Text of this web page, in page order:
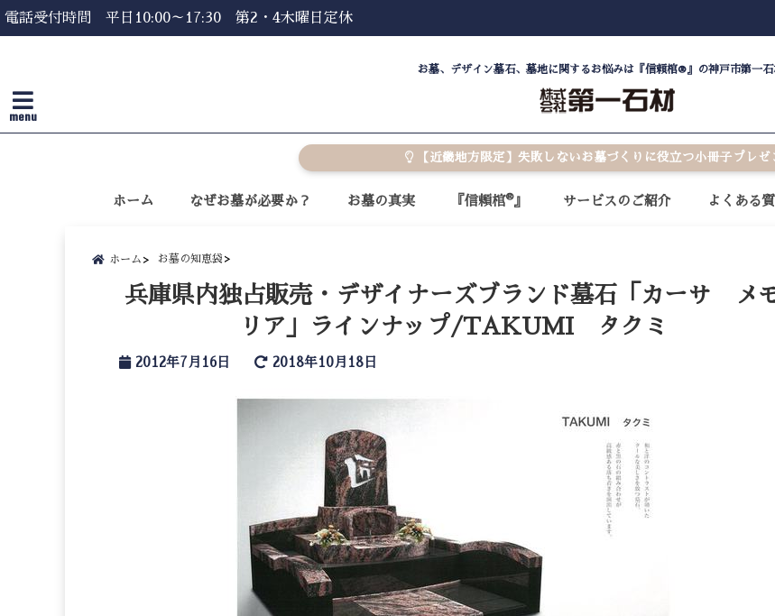
電話受付時間 平日10:00～17:30 第2・4木曜日定休
お墓、デザイン墓石、墓地に関するお悩みは『信頼棺®』の神戸市第一石
menu
【近畿地方限定】失敗しないお墓づくりに役立つ小冊子プレゼ
ホーム なぜお墓が必要か？ お墓の真実 『信頼棺®』 サービスのご紹介 よくある
ホーム お墓の知恵袋
兵庫県内独占販売・デザイナーズブランド墓石「カーサ メ
リア」ラインナップ/TAKUMI タクミ
2012年7月16日 2018年10月18日